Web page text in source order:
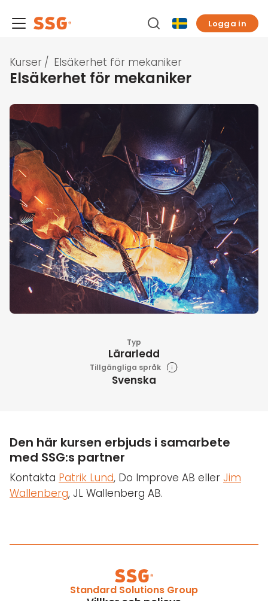
Logga in
Kurser / Elsäkerhet för mekaniker
Elsäkerhet för mekaniker
Typ
Lärarledd
Tillgängliga språk
Svenska
Den här kursen erbjuds i samarbete
med SSG:s partner
Kontakta Patrik Lund, Do Improve AB eller Jim
Wallenberg, JL Wallenberg AB.
Standard Solutions Group